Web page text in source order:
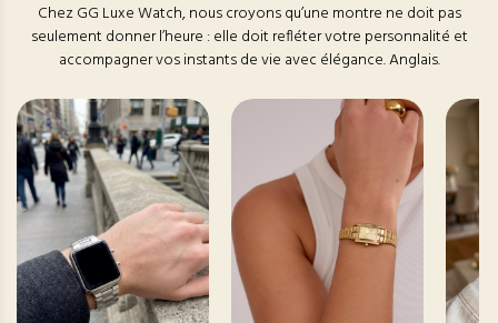
Chez GG Luxe Watch, nous croyons qu’une montre ne doit pas
seulement donner l’heure : elle doit refléter votre personnalité et
accompagner vos instants de vie avec élégance. Anglais.